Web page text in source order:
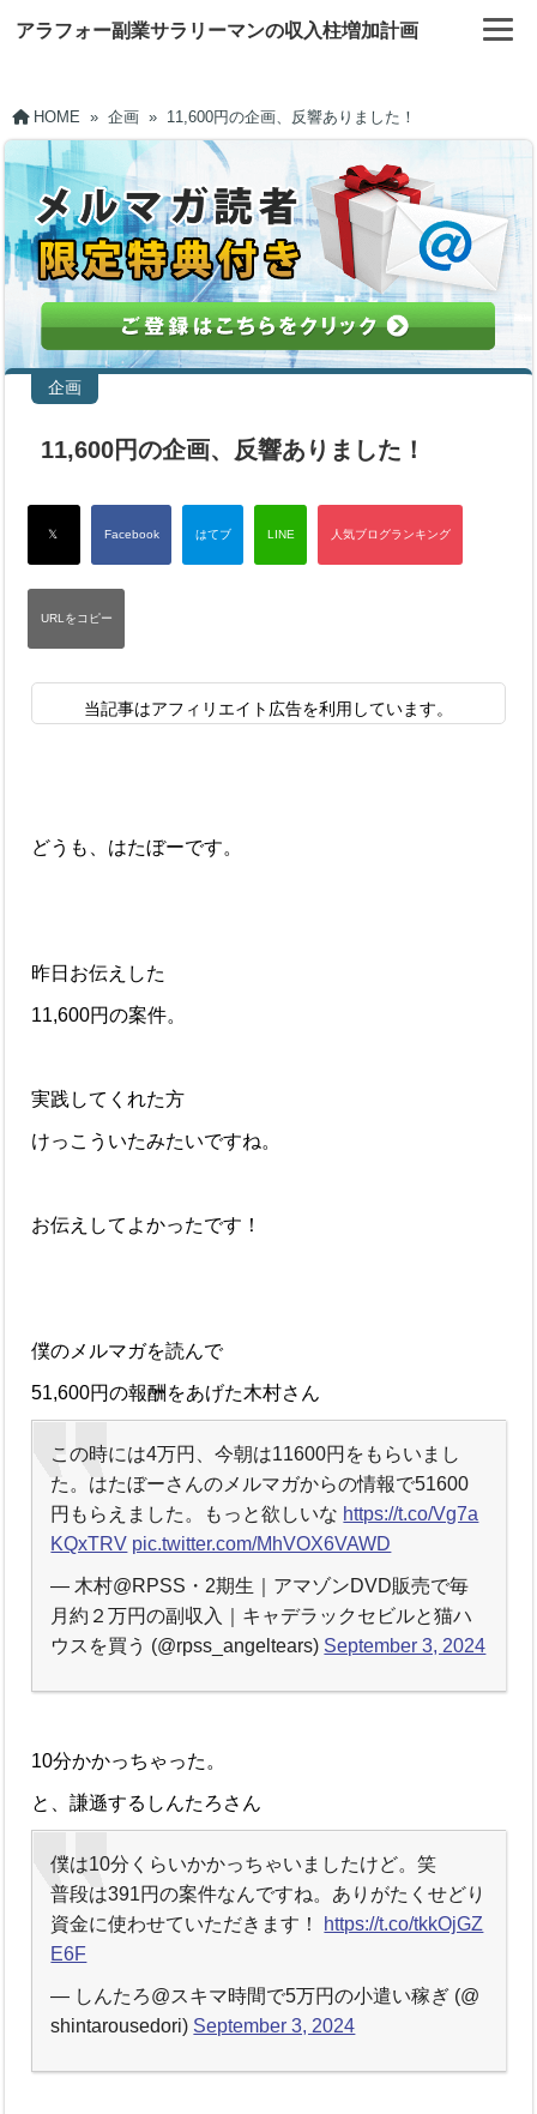
アラフォー副業サラリーマンの収入柱増加計画
HOME » 企画 » 11,600円の企画、反響ありました！
企画
11,600円の企画、反響ありました！
当記事はアフィリエイト広告を利用しています。
どうも、はたぼーです。
昨日お伝えした
11,600円の案件。
実践してくれた方
けっこういたみたいですね。
お伝えしてよかったです！
僕のメルマガを読んで
51,600円の報酬をあげた木村さん
この時には4万円、今朝は11600円をもらいまし
た。はたぼーさんのメルマガからの情報で51600
円もらえました。もっと欲しいな https://t.co/Vg7a
KQxTRV pic.twitter.com/MhVOX6VAWD
— 木村@RPSS・2期生｜アマゾンDVD販売で毎
月約２万円の副収入｜キャデラックセビルと猫ハ
ウスを買う (@rpss_angeltears) September 3, 2024
10分かかっちゃった。
と、謙遜するしんたろさん
僕は10分くらいかかっちゃいましたけど。笑
普段は391円の案件なんですね。ありがたくせどり
資金に使わせていただきます！ https://t.co/tkkOjGZ
E6F
— しんたろ@スキマ時間で5万円の小遣い稼ぎ (@
shintarousedori) September 3, 2024